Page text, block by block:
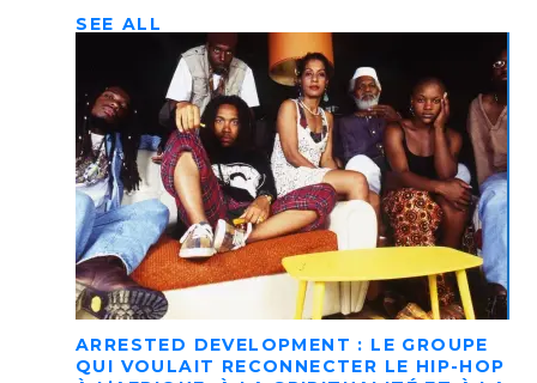
SEE ALL
ARRESTED DEVELOPMENT : LE GROUPE
QUI VOULAIT RECONNECTER LE HIP-HOP